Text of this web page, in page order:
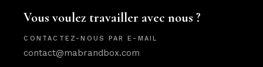
Vous voulez travailler avec nous ?
CONTACTEZ-NOUS PAR E-MAIL
contact@mabrandbox.com